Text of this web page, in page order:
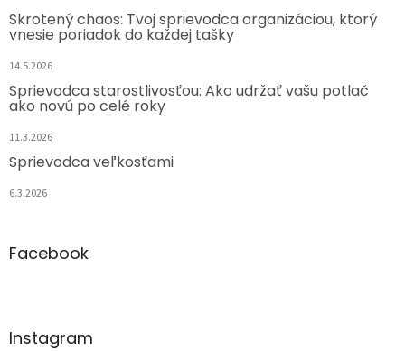
Skrotený chaos: Tvoj sprievodca organizáciou, ktorý
vnesie poriadok do každej tašky
14.5.2026
Sprievodca starostlivosťou: Ako udržať vašu potlač
ako novú po celé roky
11.3.2026
Sprievodca veľkosťami
6.3.2026
Facebook
Instagram